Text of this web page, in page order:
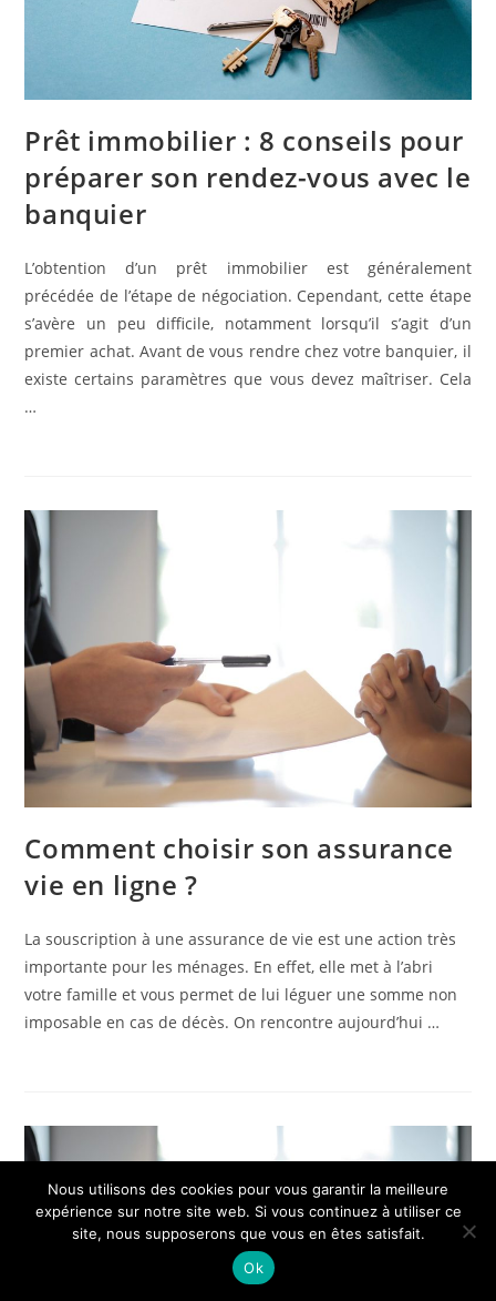
Prêt immobilier : 8 conseils pour
préparer son rendez-vous avec le
banquier
L’obtention d’un prêt immobilier est généralement
précédée de l’étape de négociation. Cependant, cette étape
s’avère un peu difficile, notamment lorsqu’il s’agit d’un
premier achat. Avant de vous rendre chez votre banquier, il
existe certains paramètres que vous devez maîtriser. Cela
…
Comment choisir son assurance
vie en ligne ?
La souscription à une assurance de vie est une action très
importante pour les ménages. En effet, elle met à l’abri
votre famille et vous permet de lui léguer une somme non
imposable en cas de décès. On rencontre aujourd’hui …
Nous utilisons des cookies pour vous garantir la meilleure
expérience sur notre site web. Si vous continuez à utiliser ce
site, nous supposerons que vous en êtes satisfait.
Ok